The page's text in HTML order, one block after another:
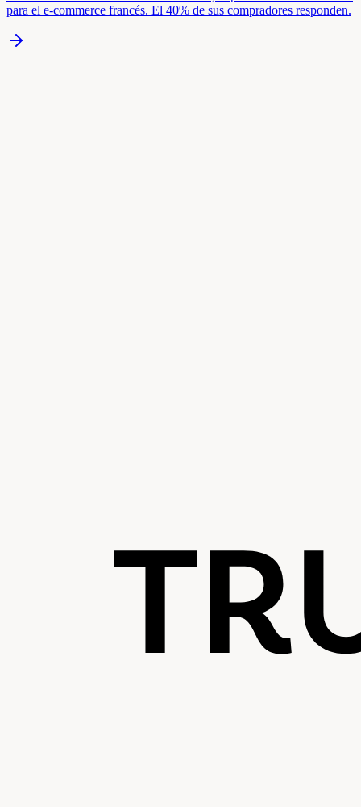
para el e-commerce francés. El 40% de sus compradores responden.